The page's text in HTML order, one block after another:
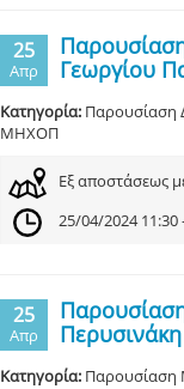
25
Απρ
Γεωργίου
Κατηγορία: Παρουσίαση
ΜΗΧΟΠ
Εξ αποστάσεως
25/04/2024 11:30
25
Απρ
Κατηγορία: Παρουσίαση